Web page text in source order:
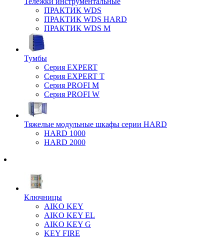
ПРАКТИК WDS
ПРАКТИК WDS HARD
ПРАКТИК WDS M
Тумбы
Серия EXPERT
Серия EXPERT T
Серия PROFI M
Серия PROFI W
Тяжелые модульные шкафы серии HARD
HARD 1000
HARD 2000
Ключницы
AIKO KEY
AIKO KEY EL
AIKO KEY G
KEY FIRE